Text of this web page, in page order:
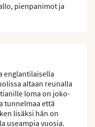
pienpanimot ja
englantilaisella
altaan reunalla
loma on joko-
tunnelmaa että
lisäksi hän on
useampia vuosia.